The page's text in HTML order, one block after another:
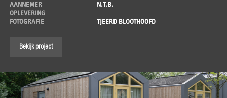
AANNEMER
N.T.B.
OPLEVERING
FOTOGRAFIE
TJEERD BLOOTHOOFD
Bekijk project